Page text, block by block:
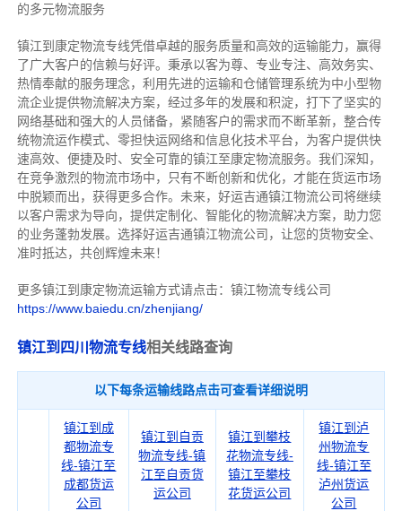
的多元物流服务
镇江到康定物流专线凭借卓越的服务质量和高效的运输能力，赢得
了广大客户的信赖与好评。 秉承以客为尊、专业专注、高效务实、
热情奉献的服务理念，利用先进的运输和仓储管理系统为中小型物
流企业提供物流解决方案，经过多年的发展和积淀，打下了坚实的
网络基础和强大的人员储备，紧随客户的需求而不断革新，整合传
统物流运作模式、零担快运网络和信息化技术平台，为客户提供快
速高效、便捷及时、安全可靠的镇江至康定物流服务。 我们深知，
在竞争激烈的物流市场中，只有不断创新和优化，才能在货运市场
中脱颖而出，获得更多合作。 未来，好运吉通镇江物流公司将继续
以客户需求为导向，提供定制化、智能化的物流解决方案，助力您
的业务蓬勃发展。选择好运吉通镇江物流公司，让您的货物安全、
准时抵达，共创辉煌未来！
更多镇江到康定物流运输方式请点击：镇江物流专线公司
https://www.baiedu.cn/zhenjiang/
镇江到四川物流专线相关线路查询
以下每条运输线路点击可查看详细说明
镇江到成
都物流专
线-镇江至
成都货运
公司
镇江到自贡
物流专线-镇
江至自贡货
运公司
镇江到攀枝
花物流专线-
镇江至攀枝
花货运公司
镇江到泸
州物流专
线-镇江至
泸州货运
公司